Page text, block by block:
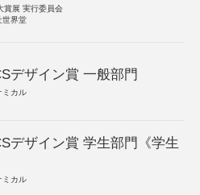
賞展 実行委員会
世界堂
デザイン賞 一般部門
ミカル
デザイン賞 学生部門《学生
ミカル